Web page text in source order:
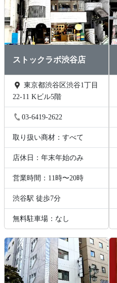
ストックラボ渋谷店
22-11 Kビル5階
03-6419-2622
取り扱い商材：すべて
店休日：年末年始のみ
営業時間：11時〜20時
渋谷駅 徒歩7分
無料駐車場：なし